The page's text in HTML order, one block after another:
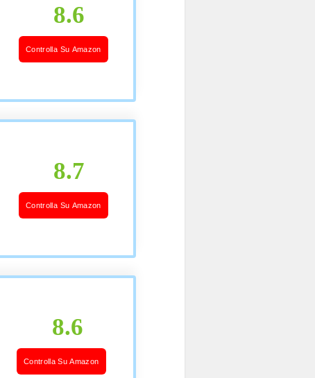
8.6
Controlla Su Amazon
8.7
Controlla Su Amazon
8.6
Controlla Su Amazon